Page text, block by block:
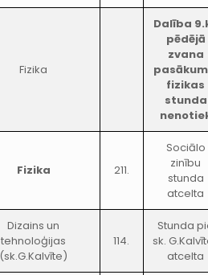
Fizika
Dalība
pēdējā
zvana
fizikas
stunda
Fizika 211.
Sociālo
zinību
stunda
atcelta
Dizains un
tehnoloģijas
(sk.G.Kalvīte)
114.
Stunda
sk.
atcelta